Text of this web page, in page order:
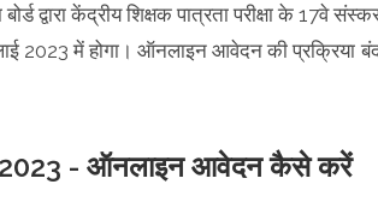
बोर्ड द्वारा केंद्रीय शिक्षक पात्रता परीक्षा के
2023 में होगा। ऑनलाइन आवेदन की प्रक्रिया
- ऑनलाइन आवेदन कैसे करें